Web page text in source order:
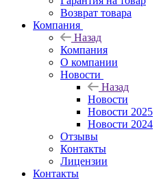
Возврат товара
Компания
Назад
Компания
О компании
Новости
Назад
Новости
Новости 2025
Новости 2024
Отзывы
Контакты
Лицензии
Контакты